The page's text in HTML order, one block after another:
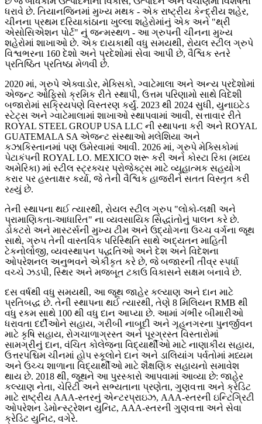
ધરાવે છે. તિયાનજિનમાં મુખ્ય મથક - એક રાષ્ટ્રીય કેન્દ્રીય શહેર,
ચીનના પ્રથમ દરિયાકાંઠાના ખુલ્લા શહેરોમાંનું એક અને "થ્રી
એસોસિએશન પોર્ટ" નું જન્મસ્થળ - આ ગ્રુપની ચીનના મુખ્ય
શહેરોમાં શાખાઓ છે. એક દાયકાથી વધુ સમયથી, રોયલ સ્ટીલ ગ્રુપે
વિશ્વભરના 160 દેશો અને પ્રદેશોમાં સેવા આપી છે, વૈશ્વિક સ્તરે
પ્રતિષ્ઠિત પ્રતિષ્ઠા મેળવી છે.
2020 માં, ગ્રુપે એક્વાડોર, મેક્સિકો, ગ્વાટેમાલા અને અન્ય પ્રદેશોમાં
એજન્ટ ઓફિસો ક્રમિક રીતે સ્થાપી, ઉત્તમ પરિણામો સાથે વિદેશી
બજારોમાં સક્રિયપણે વિસ્તરણ કર્યું. 2023 થી 2024 સુધી, યુનાઇટેડ
સ્ટેટ્સ અને ગ્વાટેમાલામાં શાખાઓ સ્થાપવામાં આવી, સત્તાવાર રીતે
ROYAL STEEL GROUP USA LLC ની સ્થાપના કરી અને ROYAL
GUATEMALA SA એજન્ટ સંસ્થાઓ મલેશિયા અને
કઝાકિસ્તાનમાં પણ ઉમેરવામાં આવી. 2026 માં, ગ્રુપે મેક્સિકોમાં
પેટાકંપની ROYAL LO. MEXICO શરૂ કરી અને કોસ્ટા રિકા (મધ્ય
અમેરિકા) માં સ્ટીલ સ્ટ્રક્ચર પ્રોજેક્ટ્સ માટે વ્યૂહાત્મક સહયોગ
કરાર પર હસ્તાક્ષર કર્યા, જે તેની વૈશ્વિક હાજરીને સતત વિસ્તૃત કરી
રહ્યું છે.
તેની સ્થાપના થઈ ત્યારથી, રોયલ સ્ટીલ ગ્રુપ "લોકો-લક્ષી અને
પ્રામાણિકતા-આધારિત" ના વ્યવસાયિક સિદ્ધાંતોનું પાલન કરે છે.
ડોકટરો અને માસ્ટર્સની મુખ્ય ટીમ અને ઉદ્યોગના ઉચ્ચ વર્ગના જૂથ
સાથે, ગ્રુપ તેની વાસ્તવિક પરિસ્થિતિ સાથે અદ્યતન માહિતી
ટેકનોલોજી, વ્યવસ્થાપન પદ્ધતિઓ અને દેશ અને વિદેશના
ઓપરેશનલ અનુભવને એકીકૃત કરે છે, જે બજારની તીવ્ર સ્પર્ધા
વચ્ચે ઝડપી, સ્થિર અને મજબૂત ટકાઉ વિકાસને સક્ષમ બનાવે છે.
દસ વર્ષથી વધુ સમયથી, આ જૂથ જાહેર કલ્યાણ અને દાન માટે
પ્રતિબદ્ધ છે. તેની સ્થાપના થઈ ત્યારથી, તેણે 8 મિલિયન RMB થી
વધુ રકમ સાથે 100 થી વધુ દાન આપ્યા છે. આમાં ગંભીર બીમારીઓ
ધરાવતા દર્દીઓને સહાય, ગરીબી નાબૂદી અને ગૃહનગરના પુનર્જીવન
માટે કૃષિ સહાય, રોગચાળાગ્રસ્ત અને પૂરગ્રસ્ત વિસ્તારોમાં
સામગ્રીનું દાન, વંચિત કોલેજના વિદ્યાર્થીઓ માટે નાણાકીય સહાય,
ઉત્તરપશ્ચિમ ચીનમાં હોપ સ્કૂલોને દાન અને ડાલિયાંગ પર્વતોમાં મધ્યમ
અને ઉચ્ચ શાળાના વિદ્યાર્થીઓ માટે શૈક્ષણિક સહાયનો સમાવેશ
થાય છે. 2018 થી, જૂથને આ પુરસ્કારો આપવામાં આવ્યા છે: જાહેર
કલ્યાણ નેતા, ચેરિટી અને સભ્યતાના પ્રણેતા, ગુણવત્તા અને ક્રેડિટ
માટે રાષ્ટ્રીય AAA-સ્તરનું એન્ટરપ્રાઇઝ, AAA-સ્તરની ઇન્ટિગ્રિટી
ઓપરેશન ડેમોન્સ્ટ્રેશન યુનિટ, AAA-સ્તરની ગુણવત્તા અને સેવા
ક્રેડિટ યુનિટ, વગેરે.